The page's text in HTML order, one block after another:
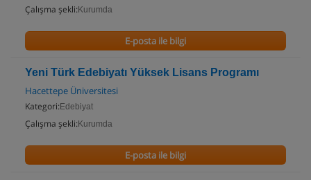
Çalışma şekli: Kurumda
E-posta ile bilgi
Yeni Türk Edebiyatı Yüksek Lisans Programı
Hacettepe Üniversitesi
Kategori: Edebiyat
Çalışma şekli: Kurumda
E-posta ile bilgi